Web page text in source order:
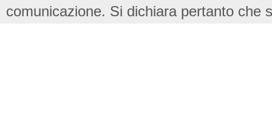
comunicazione. Si dichiara pertanto che